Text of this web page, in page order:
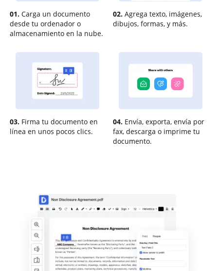
01. Carga un documento
desde tu ordenador o
almacenamiento en la nube.
02. Agrega texto, imágenes,
dibujos, formas, y más.
03. Firma tu documento en
línea en unos pocos clics.
04. Envía, exporta, envía por
fax, descarga o imprime tu
documento.